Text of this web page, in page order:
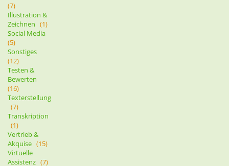
(7)
Illustration &
Zeichnen (1)
Social Media
(5)
Sonstiges
(12)
Testen &
Bewerten
(16)
Texterstellung
(7)
Transkription
(1)
Vertrieb &
Akquise (15)
Virtuelle
Assistenz (7)